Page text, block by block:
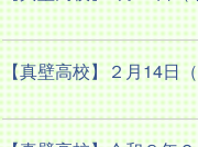
【真壁高校】２月14日